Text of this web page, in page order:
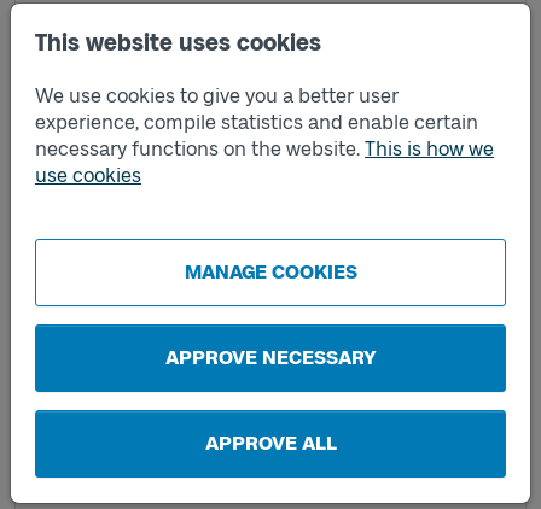
This website uses cookies
We use cookies to give you a better user
experience, compile statistics and enable certain
necessary functions on the website. This is how we
use cookies
MANAGE COOKIES
APPROVE NECESSARY
APPROVE ALL
Harestad västra A
Harestad västra B
Hasselbacken A